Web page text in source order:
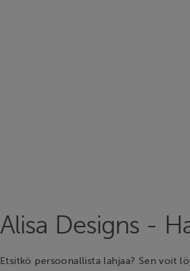
Alisa Designs -
Etsitkö persoonallista lahjaa? Sen voit